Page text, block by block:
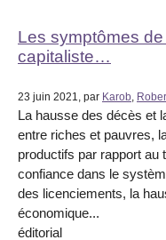
Les symptômes
capitaliste…
23 juin 2021, par Karob,
La hausse des décès et
entre riches et pauvres,
productifs par rapport au
confiance dans le
des licenciements, la
économique...
éditorial